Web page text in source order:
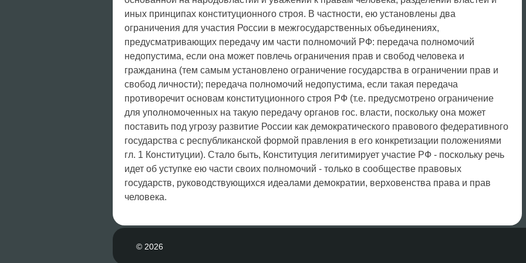
иных принципах конституционного строя. В частности, ею установлены два
ограничения для участия России в межгосударственных объединениях,
предусматривающих передачу им части полномочий РФ: передача полномочий
недопустима, если она может повлечь ограничения прав и свобод человека и
гражданина (тем самым установлено ограничение государства в ограничении прав и
свобод личности); передача полномочий недопустима, если такая передача
противоречит основам конституционного строя РФ (т.е. предусмотрено ограничение
для уполномоченных на такую передачу органов гос. власти, поскольку она может
поставить под угрозу развитие России как демократического правового федеративного
государства с республиканской формой правления в его конкретизации положениями
гл. 1 Конституции). Стало быть, Конституция легитимирует участие РФ - поскольку речь
идет об уступке ею части своих полномочий - только в сообществе правовых
государств, руководствующихся идеалами демократии, верховенства права и прав
человека.
© 2026